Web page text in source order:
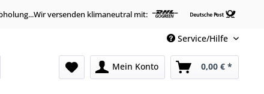
versenden klimaneutral mit:
Service/Hilfe
Mein Konto 0,00 € *